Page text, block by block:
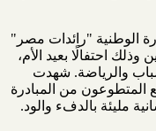
الوطنية "رائدات مصر"
احتفالًا بعيد الأم،
والرياضة. شهدت
المتطوعون من المبادرة
مليئة بالدفء والود.